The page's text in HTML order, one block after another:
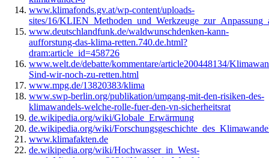
www.klimafonds.gv.at/wp-content/uploads-
sites/16/
www.deutschlandfunk.de/waldwunschdenken-kann-
aufforstung-das-klima-retten.740.de.html?
dram:article_id=458726
www.welt.de/debatte/kommentare/article200448134/
Sind-wir-noch-zu-retten.html
www.mpg.de/13820383/klima
www.swp-berlin.org/publikation/umgang-mit-den-risiken-des-
klimawandels-welche-rolle-fuer-den-vn-sicherheitsrat
de.wikipedia.org/wiki/Globale_Erwärmung
de.wikipedia.org/wiki/
www.klimafakten.de
de.wikipedia.org/wiki/Hochwasser_in_West-